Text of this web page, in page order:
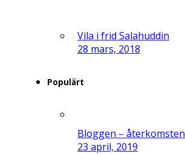
Vila i frid Salahuddin
28 mars, 2018
Populärt
Bloggen – återkomsten
23 april, 2019